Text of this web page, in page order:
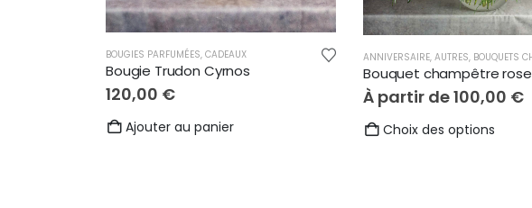
BOUGIES PARFUMÉES, CADEAUX
Bougie Trudon Cyrnos
120,00 €
Ajouter au panier
ANNIVERSAIRE, AUTRES, BOUQUETS
Bouquet champêtre rose
À partir de100,00 €
Choix des options